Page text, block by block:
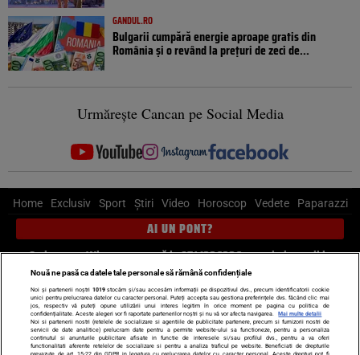
GANDUL.RO
Bulgarii cumpără energie aproape gratis din
România și o revând la prețuri de zeci de...
Urmărește Cancan pe Social Media
Home Exclusiv Sport Știri Video Horoscop Vedete Paparazzi
AI UN PONT?
Scrie-ne pe Whatsapp, sună la 0741226226 sau trimite mail la
pont@cancan.ro
Știri interne Știri externe
Politică
Ultimele stiri
Diete Insula Iubirii Dictionar de vise
LIFE STYLE
Nouă ne pasă ca datele tale personale să rămână confidențiale
Noi și partenerii noștri 1019stocăm și/sau accesăm informații pe dispozitivul dvs., precum identificatorii cookie
unici pentru prelucrarea datelor cu caracter personal. Puteți accepta sau gestiona preferințele dvs. făcând clic mai
jos, respectiv vă puteți opune utilizării unui interes legitim în orice moment pe pagina cu politica de
confidențialitate. Aceste alegeri vor fi raportate partenerilor noștri și nu vă vor afecta navigarea.
Mai multe detalii
Noi si partenerii nostri (retelele de socializare si agentiile de publicitate partenere, precum si furnizorii nostri de
servicii de date analitice) prelucram date pentru a permite website-ului sa functioneze, pentru a personaliza
continutul si anunturile publicitare afisate in functie de interesele si/sau profilul dvs., pentru a va oferi
functionalitati aferente retelelor de socializare si pentru a analiza traficul pe website. Beneficiati de drepturile
prevazute de art. 15-22 din GDPR in legatura cu prelucrarea datelor cu caracter personal. Aceste drepturi pot fi